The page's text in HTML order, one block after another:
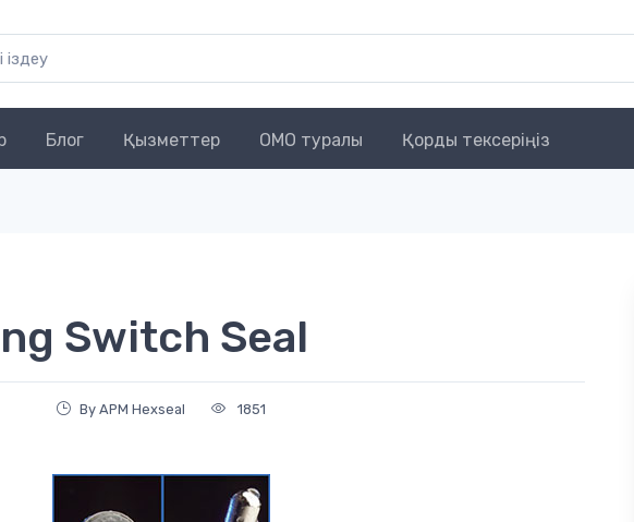
Блог Қызметтер OMO туралы Қорды тексеріңіз
Switch Seal
By APM Hexseal 1851